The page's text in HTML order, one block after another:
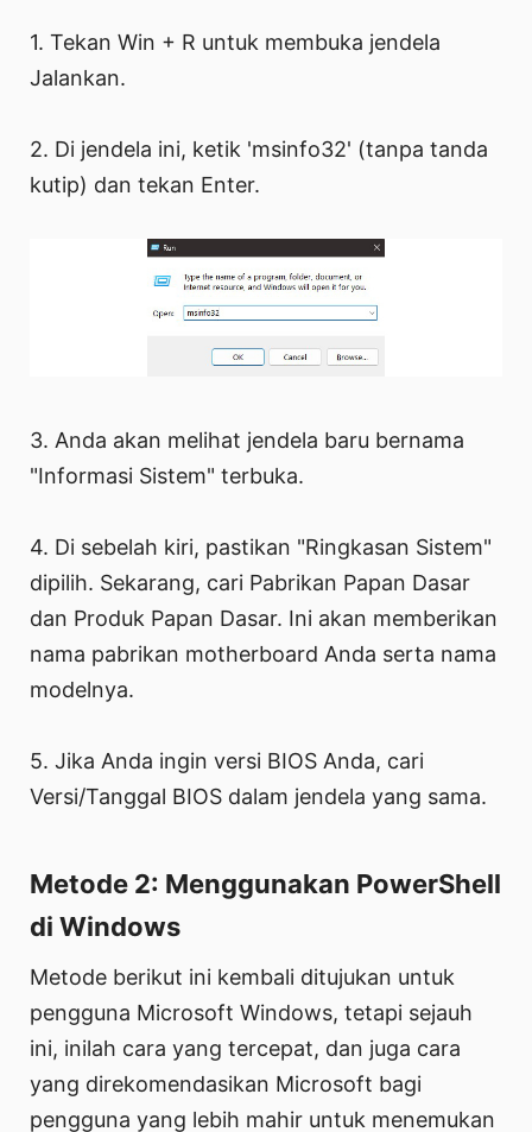
1. Tekan Win + R untuk membuka jendela
Jalankan.
2. Di jendela ini, ketik 'msinfo32' (tanpa tanda
kutip) dan tekan Enter.
3. Anda akan melihat jendela baru bernama
"Informasi Sistem" terbuka.
4. Di sebelah kiri, pastikan "Ringkasan Sistem"
dipilih. Sekarang, cari Pabrikan Papan Dasar
dan Produk Papan Dasar. Ini akan memberikan
nama pabrikan motherboard Anda serta nama
modelnya.
5. Jika Anda ingin versi BIOS Anda, cari
Versi/Tanggal BIOS dalam jendela yang sama.
Metode 2: Menggunakan PowerShell
di Windows
Metode berikut ini kembali ditujukan untuk
pengguna Microsoft Windows, tetapi sejauh
ini, inilah cara yang tercepat, dan juga cara
yang direkomendasikan Microsoft bagi
pengguna yang lebih mahir untuk menemukan